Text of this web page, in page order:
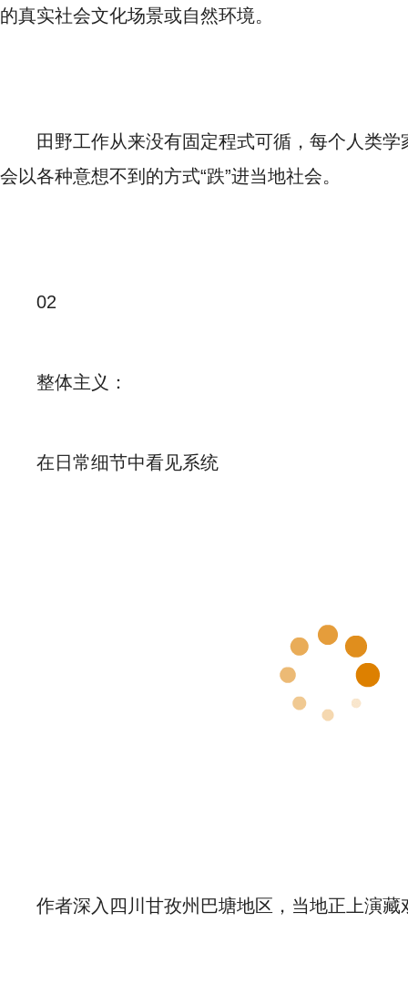
的真实社会文化场景或自然环境。
田野工作从来没有固定程式可循，每个人类
会以各种意想不到的方式“跌”进当地社会。
02
整体主义：
在日常细节中看见系统
作者深入四川甘孜州巴塘地区，当地正上演藏